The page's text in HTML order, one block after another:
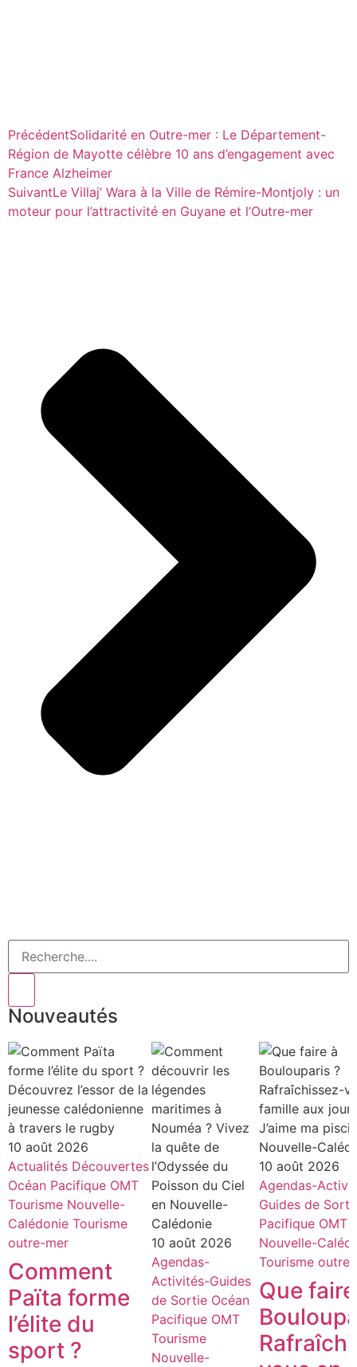
PrécédentSolidarité en Outre-mer : Le Département-
Région de Mayotte célèbre 10 ans d’engagement avec
France Alzheimer
SuivantLe Villaj’ Wara à la Ville de Rémire-Montjoly : un
moteur pour l’attractivité en Guyane et l’Outre-mer
Nouveautés
10 août 2026
Actualités Découvertes
Océan Pacifique OMT
Tourisme Nouvelle-
Calédonie Tourisme
outre-mer
Comment
Païta forme
l’élite du
sport ?
10 août 2026
Agendas-
Activités-Guides
de Sortie Océan
Pacifique OMT
Tourisme
Nouvelle-
10 août 2026
Agendas-
Guides de
Pacifique OMT
Nouvelle-
Tourisme
Que